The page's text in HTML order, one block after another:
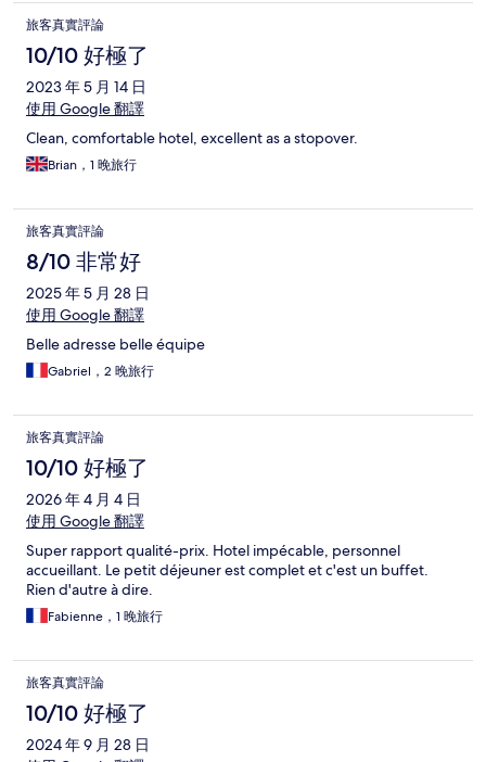
旅客真實評論
10/10 好極了
2023 年 5 月 14 日
使用 Google 翻譯
Clean, comfortable hotel, excellent as a stopover.
Brian，1 晚旅行
旅客真實評論
8/10 非常好
2025 年 5 月 28 日
使用 Google 翻譯
Belle adresse belle équipe
Gabriel，2 晚旅行
旅客真實評論
10/10 好極了
2026 年 4 月 4 日
使用 Google 翻譯
Super rapport qualité-prix. Hotel impécable, personnel
accueillant. Le petit déjeuner est complet et c'est un buffet.
Rien d'autre à dire.
Fabienne，1 晚旅行
旅客真實評論
10/10 好極了
2024 年 9 月 28 日